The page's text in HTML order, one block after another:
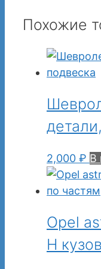
Похожие
2,000 ₽ В
Opel
Н